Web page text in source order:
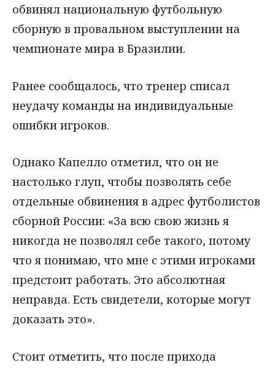
обвинял национальную футбольную
сборную в провальном выступлении на
чемпионате мира в Бразилии.
Ранее сообщалось, что тренер списал
неудачу команды на индивидуальные
ошибки игроков.
Однако Капелло отметил, что он не
настолько глуп, чтобы позволять себе
отдельные обвинения в адрес футболистов
сборной России: «За всю свою жизнь я
никогда не позволял себе такого, потому
что я понимаю, что мне с этими игроками
предстоит работать. Это абсолютная
неправда. Есть свидетели, которые могут
доказать это».
Стоит отметить, что после прихода